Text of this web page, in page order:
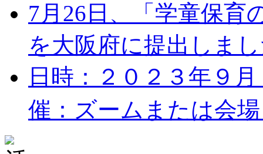
7月26日、「学童保育
を大阪府に提出しま
日時：２０２３年９
催：ズームまたは会